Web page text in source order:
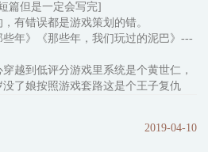
血族的诱惑，因为他们能够持续一个
篇但是一定会写完]
错误都是游戏策划的错。
》《那些年，我们玩过的泥巴》---
到低评分游戏里系统是个黄世仁，
了娘按照游戏套路这是个王子复仇
突然有一天，他和泥巴人变成了用舌
一天，他发现自己的泥巴人好像比自
死的泥巴人的阴
2019-04-10